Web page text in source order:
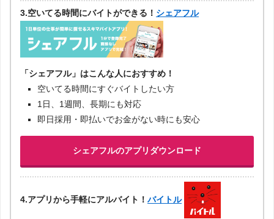
3.空いてる時間にバイトができる！ シェアフル
「シェアフル」はこんな人におすすめ！
空いてる時間にすぐバイトしたい方
1日、1週間、長期にも対応
即日採用・即払いでお金がない時にも安心
シェアフルのアプリダウンロード
4.アプリから手軽にアルバイト！ バイトル